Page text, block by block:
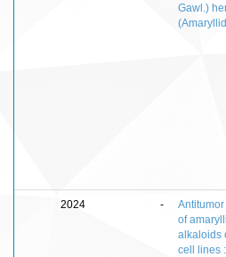
Gawl.)
2024 -
of
alkaloids
cell lines